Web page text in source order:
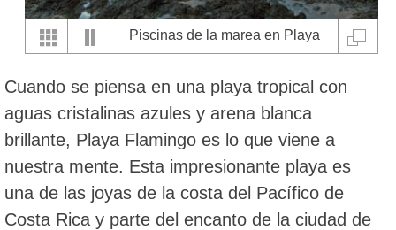
Piscinas de la marea en Playa
Cuando se piensa en una playa tropical con
aguas cristalinas azules y arena blanca
brillante, Playa Flamingo es lo que viene a
nuestra mente. Esta impresionante playa es
una de las joyas de la costa del Pacífico de
Costa Rica y parte del encanto de la ciudad de